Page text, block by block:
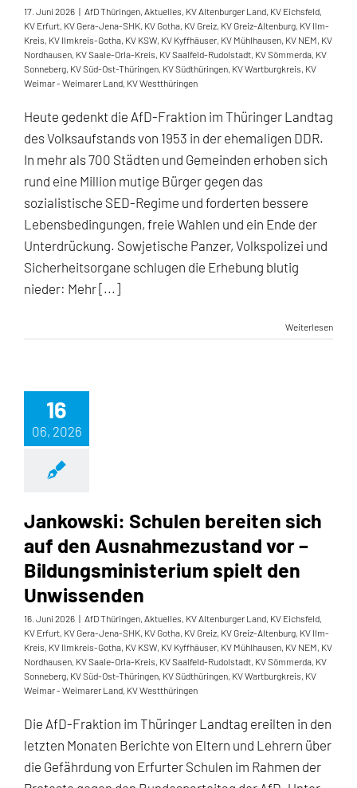
17. Juni 2026 | AfD Thüringen, Aktuelles, KV Altenburger Land, KV Eichsfeld,
KV Erfurt, KV Gera-Jena-SHK, KV Gotha, KV Greiz, KV Greiz-Altenburg, KV Ilm-
Kreis, KV Ilmkreis-Gotha, KV KSW, KV Kyffhäuser, KV Mühlhausen, KV NEM, KV
Nordhausen, KV Saale-Orla-Kreis, KV Saalfeld-Rudolstadt, KV Sömmerda, KV
Sonneberg, KV Süd-Ost-Thüringen, KV Südthüringen, KV Wartburgkreis, KV
Weimar - Weimarer Land, KV Westthüringen
Heute gedenkt die AfD-Fraktion im Thüringer Landtag
des Volksaufstands von 1953 in der ehemaligen DDR.
In mehr als 700 Städten und Gemeinden erhoben sich
rund eine Million mutige Bürger gegen das
sozialistische SED-Regime und forderten bessere
Lebensbedingungen, freie Wahlen und ein Ende der
Unterdrückung. Sowjetische Panzer, Volkspolizei und
Sicherheitsorgane schlugen die Erhebung blutig
nieder: Mehr [...]
Weiterlesen
16
06, 2026
Jankowski: Schulen bereiten sich
auf den Ausnahmezustand vor –
Bildungsministerium spielt den
Unwissenden
16. Juni 2026 | AfD Thüringen, Aktuelles, KV Altenburger Land, KV Eichsfeld,
KV Erfurt, KV Gera-Jena-SHK, KV Gotha, KV Greiz, KV Greiz-Altenburg, KV Ilm-
Kreis, KV Ilmkreis-Gotha, KV KSW, KV Kyffhäuser, KV Mühlhausen, KV NEM, KV
Nordhausen, KV Saale-Orla-Kreis, KV Saalfeld-Rudolstadt, KV Sömmerda, KV
Sonneberg, KV Süd-Ost-Thüringen, KV Südthüringen, KV Wartburgkreis, KV
Weimar - Weimarer Land, KV Westthüringen
Die AfD-Fraktion im Thüringer Landtag ereilten in den
letzten Monaten Berichte von Eltern und Lehrern über
die Gefährdung von Erfurter Schulen im Rahmen der